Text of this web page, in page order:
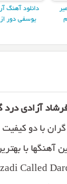
دانلود آهنگ
یوسفی دور از
آزادی درد
دو کیفیت ۳۲۰ و ۱۲۸ + متن از
آهنگها با
Called